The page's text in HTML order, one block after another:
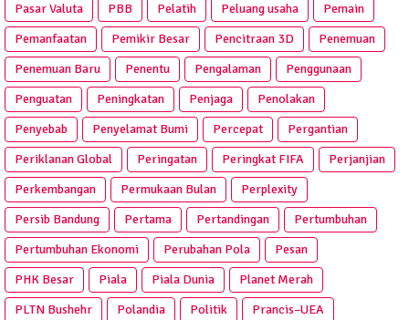
Pasar Valuta
PBB Pelatih Peluang usaha
Pemain
Pemanfaatan
Pemikir Besar Pencitraan 3D
Penemuan
Penemuan Baru
Penentu Pengalaman
Penggunaan
Penguatan
Peningkatan Penjaga
Penolakan
Penyebab
Penyelamat Bumi Percepat
Pergantian
Periklanan Global
Peringatan Peringkat FIFA
Perjanjian
Perkembangan
Permukaan Bulan
Perplexity
Persib Bandung
Pertama Pertandingan
Pertumbuhan
Pertumbuhan Ekonomi
Perubahan Pola
Pesan
PHK Besar
Piala Piala Dunia
Planet Merah
PLTN Bushehr
Polandia Politik
Prancis–UEA